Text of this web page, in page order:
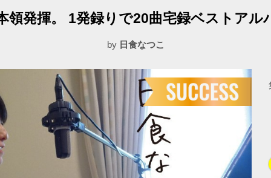
領発揮。 1発録りで20曲宅録ベストアル
by 日食なつこ